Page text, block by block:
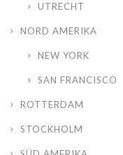
UTRECHT
NORD AMERIKA
NEW YORK
SAN FRANCISCO
ROTTERDAM
STOCKHOLM